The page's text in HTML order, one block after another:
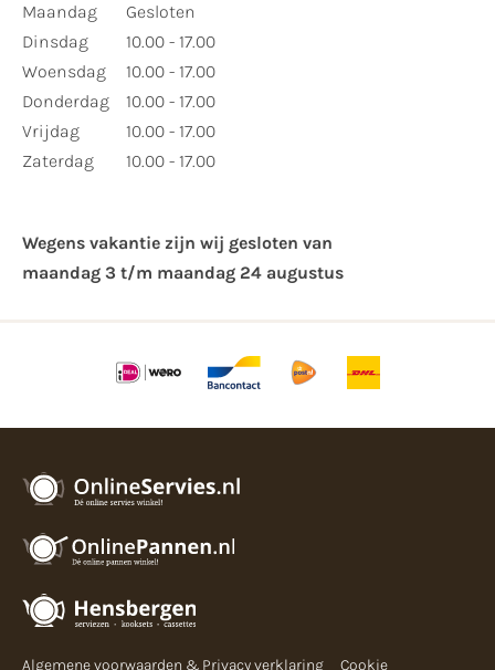
Maandag
Dinsdag
Woensdag
Donderdag
Vrijdag
Zaterdag
Gesloten
10.00 - 17.00
10.00 - 17.00
10.00 - 17.00
10.00 - 17.00
10.00 - 17.00
Wegens vakantie zijn wij gesloten van ​
maandag 3 t/m maandag 24 augustus
Algemene voorwaarden & Privacy verklaring Cookie